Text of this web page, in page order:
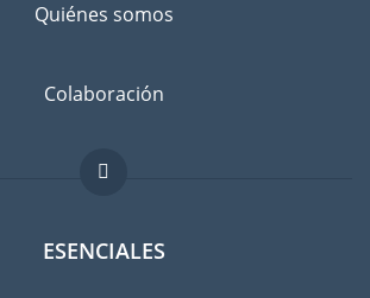
sería más barato comprar cosas en las
daños
Quiénes somos
Colaboración
ESENCIALES